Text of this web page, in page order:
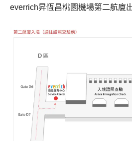
everrich昇恆昌桃園機場第二航廈